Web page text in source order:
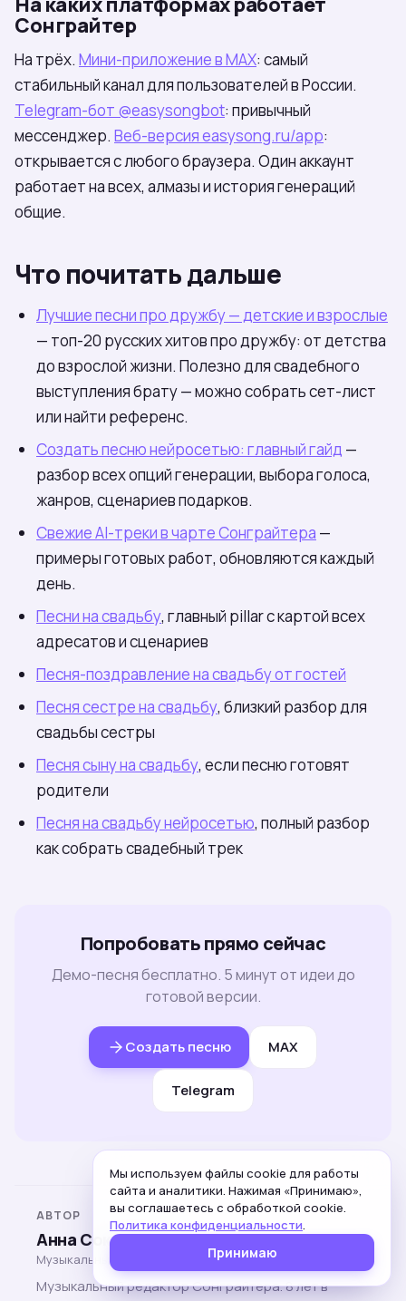
Сонграйтер
На трёх. Мини-приложение в МАХ: самый
стабильный канал для пользователей в России.
Telegram-бот @easysongbot: привычный
мессенджер. Веб-версия easysong.ru/app:
открывается с любого браузера. Один аккаунт
работает на всех, алмазы и история генераций
общие.
Что почитать дальше
Лучшие песни про дружбу — детские и взрослые
— топ-20 русских хитов про дружбу: от детства
до взрослой жизни. Полезно для свадебного
выступления брату — можно собрать сет-лист
или найти референс.
Создать песню нейросетью: главный гайд —
разбор всех опций генерации, выбора голоса,
жанров, сценариев подарков.
Свежие AI-треки в чарте Сонграйтера —
примеры готовых работ, обновляются каждый
день.
Песни на свадьбу, главный pillar с картой всех
адресатов и сценариев
Песня-поздравление на свадьбу от гостей
Песня сестре на свадьбу, близкий разбор для
свадьбы сестры
Песня сыну на свадьбу, если песню готовят
родители
Песня на свадьбу нейросетью, полный разбор
как собрать свадебный трек
Попробовать прямо сейчас
Демо-песня бесплатно. 5 минут от идеи до
готовой версии.
Создать песню MAX
Telegram
АВТОР
Анна Соколова
Музыкальный редактор
Музыкальный редактор Сонграйтера. 8 лет в
Мы используем файлы cookie для работы
сайта и аналитики. Нажимая «Принимаю»,
вы соглашаетесь с обработкой cookie.
Политика конфиденциальности.
Принимаю